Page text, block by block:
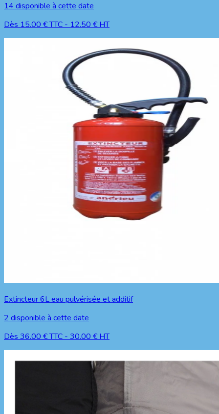
14 disponible à cette date
Dès 15.00 € TTC - 12.50 € HT
Extincteur 6L eau pulvérisée et additif
2 disponible à cette date
Dès 36.00 € TTC - 30.00 € HT